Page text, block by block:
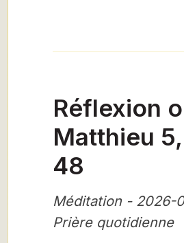
Réflexion
Matthieu
48
Méditation - 2026-
Prière quotidienne